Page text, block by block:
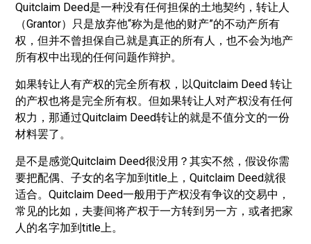
Quitclaim Deed是一种没有任何担保的土地契约，转让人
（Grantor）只是放弃他“称为是他的财产”的不动产所有
权，但并不曾担保自己就是真正的所有人，也不会为地产
所有权中出现的任何问题作辩护。
如果转让人有产权的完全所有权，以Quitclaim Deed 转让
的产权也将是完全所有权。但如果转让人对产权没有任何
权力，那通过Quitclaim Deed转让的就是不值分文的一份
材料罢了。
是不是感觉Quitclaim Deed很没用？其实不然，假设你需
要把配偶、子女的名字加到title上，Quitclaim Deed就很
适合。Quitclaim Deed一般用于产权没有争议的交易中，
常见的比如，夫妻间将产权于一方转到另一方，或者把家
人的名字加到title上。